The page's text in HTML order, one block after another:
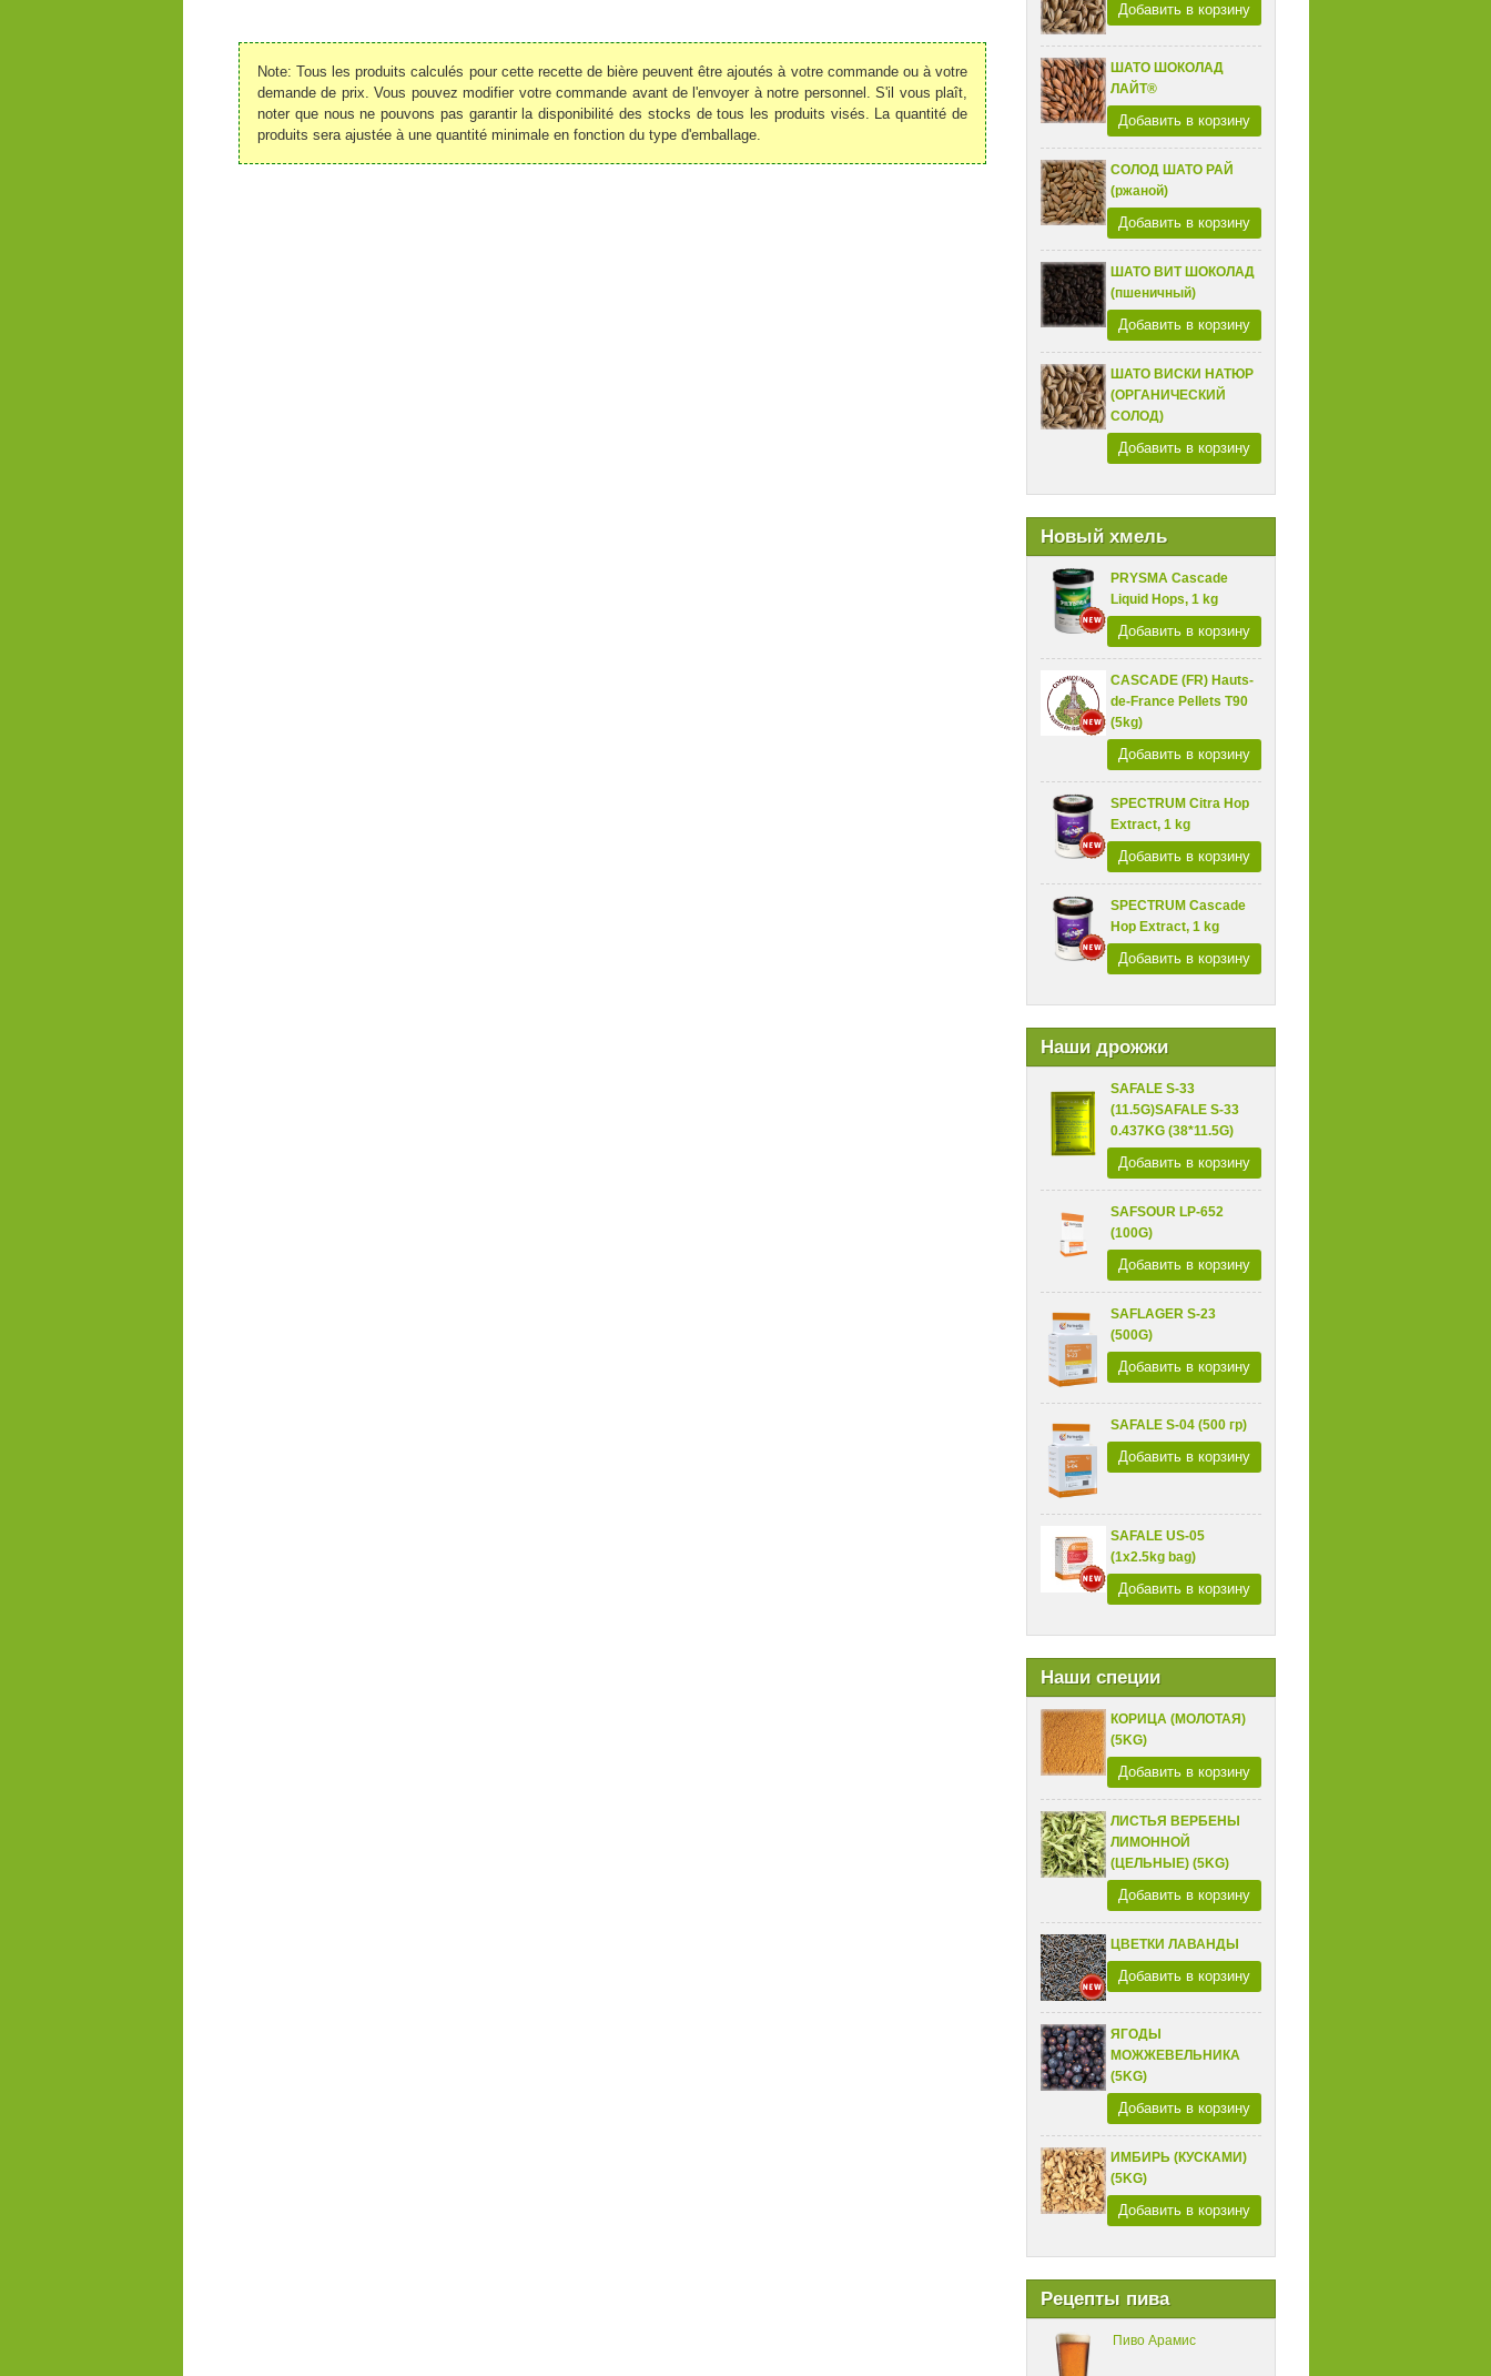
Добавить в корзину
ШАТО ШОКОЛАД
ЛАЙТ®
Добавить в корзину
СОЛОД ШАТО РАЙ
(ржаной)
Добавить в корзину
ШАТО ВИТ ШОКОЛАД
(пшеничный)
Добавить в корзину
ШАТО ВИСКИ НАТЮР
(ОРГАНИЧЕСКИЙ
СОЛОД)
Добавить в корзину
Новый хмель
PRYSMA Cascade
Liquid Hops, 1 kg
Добавить в корзину
CASCADE (FR) Hauts-
de-France Pellets T90
(5kg)
Добавить в корзину
SPECTRUM Citra Hop
Extract, 1 kg
Добавить в корзину
SPECTRUM Cascade
Hop Extract, 1 kg
Добавить в корзину
Наши дрожжи
SAFALE S-33
(11.5G)SAFALE S-33
0.437KG (38*11.5G)
Добавить в корзину
SAFSOUR LP-652
(100G)
Добавить в корзину
SAFLAGER S-23
(500G)
Добавить в корзину
SAFALE S-04 (500 гр)
Добавить в корзину
SAFALE US-05
(1x2.5kg bag)
Добавить в корзину
Наши специи
КОРИЦА (МОЛОТАЯ)
(5KG)
Добавить в корзину
ЛИСТЬЯ ВЕРБЕНЫ
ЛИМОННОЙ
(ЦЕЛЬНЫЕ) (5KG)
Добавить в корзину
ЦВЕТКИ ЛАВАНДЫ
Добавить в корзину
ЯГОДЫ
МОЖЖЕВЕЛЬНИКА
(5KG)
Добавить в корзину
ИМБИРЬ (КУСКАМИ)
(5KG)
Добавить в корзину
Рецепты пива
Пиво Арамис
Note: Tous les produits calculés pour cette recette de bière peuvent être ajoutés à votre commande ou à votre
demande de prix. Vous pouvez modifier votre commande avant de l'envoyer à notre personnel. S'il vous plaît,
noter que nous ne pouvons pas garantir la disponibilité des stocks de tous les produits visés. La quantité de
produits sera ajustée à une quantité minimale en fonction du type d'emballage.